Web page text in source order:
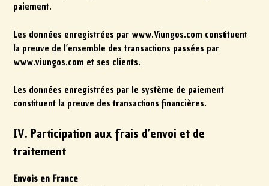
paiement.
Les données enregistrées par www.Viungos.com constituent
la preuve de l’ensemble des transactions passées par
www.viungos.com et ses clients.
Les données enregistrées par le système de paiement
constituent la preuve des transactions financières.
IV. Participation aux frais d’envoi et de
traitement
Envois en France